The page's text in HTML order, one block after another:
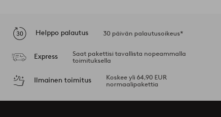
Helppo palautus 30 päivän palautusoikeus*
Express
Saat pakettisi tavallista nopeammalla
toimituksella
Ilmainen toimitus
Koskee yli 64,90 EUR
normaalipakettia